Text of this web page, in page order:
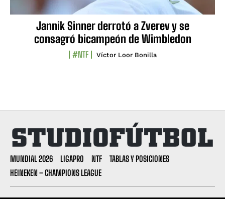
Jannik Sinner derrotó a Zverev y se
consagró bicampeón de Wimbledon
#NTF Víctor Loor Bonilla
MUNDIAL 2026 LIGAPRO NTF
TABLAS Y POSICIONES
HEINEKEN – CHAMPIONS LEAGUE